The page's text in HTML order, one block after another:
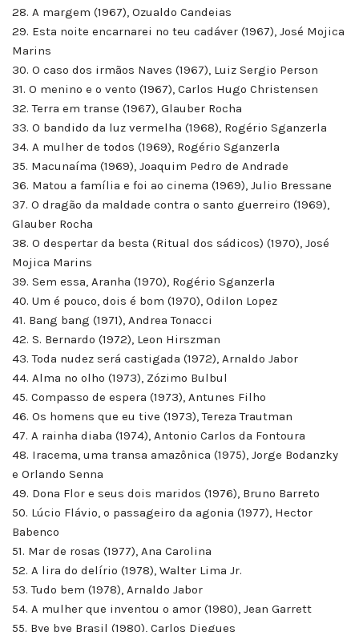
28. A margem (1967), Ozualdo Candeias
29. Esta noite encarnarei no teu cadáver (1967), José Mojica
Marins
30. O caso dos irmãos Naves (1967), Luiz Sergio Person
31. O menino e o vento (1967), Carlos Hugo Christensen
32. Terra em transe (1967), Glauber Rocha
33. O bandido da luz vermelha (1968), Rogério Sganzerla
34. A mulher de todos (1969), Rogério Sganzerla
35. Macunaíma (1969), Joaquim Pedro de Andrade
36. Matou a família e foi ao cinema (1969), Julio Bressane
37. O dragão da maldade contra o santo guerreiro (1969),
Glauber Rocha
38. O despertar da besta (Ritual dos sádicos) (1970), José
Mojica Marins
39. Sem essa, Aranha (1970), Rogério Sganzerla
40. Um é pouco, dois é bom (1970), Odilon Lopez
41. Bang bang (1971), Andrea Tonacci
42. S. Bernardo (1972), Leon Hirszman
43. Toda nudez será castigada (1972), Arnaldo Jabor
44. Alma no olho (1973), Zózimo Bulbul
45. Compasso de espera (1973), Antunes Filho
46. Os homens que eu tive (1973), Tereza Trautman
47. A rainha diaba (1974), Antonio Carlos da Fontoura
48. Iracema, uma transa amazônica (1975), Jorge Bodanzky
e Orlando Senna
49. Dona Flor e seus dois maridos (1976), Bruno Barreto
50. Lúcio Flávio, o passageiro da agonia (1977), Hector
Babenco
51. Mar de rosas (1977), Ana Carolina
52. A lira do delírio (1978), Walter Lima Jr.
53. Tudo bem (1978), Arnaldo Jabor
54. A mulher que inventou o amor (1980), Jean Garrett
55. Bye bye Brasil (1980), Carlos Diegues